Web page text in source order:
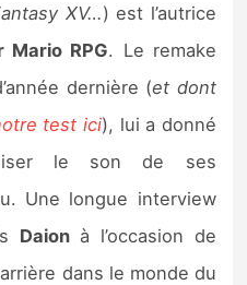
Switch 2
XV…) est l’autrice
Mario RPG. Le remake
dernière (et dont
test ici), lui a donné
le son de ses
Une longue interview
Daionà l’occasion de
dans le monde du